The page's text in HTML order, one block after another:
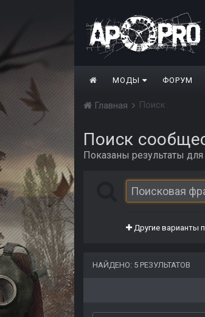
МОДЫ ФОРУМ
Главная Поиск
Поиск
Показаны результаты
Другие варианты
НАЙДЕНО: 5 РЕЗУЛЬТАТОВ